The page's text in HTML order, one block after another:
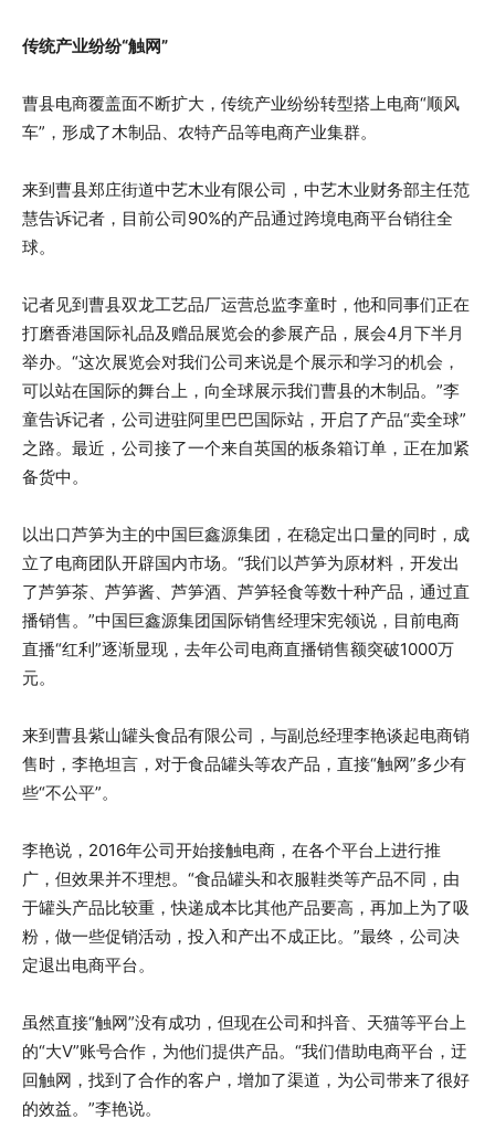
传统产业纷纷“触网”
曹县电商覆盖面不断扩大，传统产业纷纷转型搭上电商“顺风
车”，形成了木制品、农特产品等电商产业集群。
来到曹县郑庄街道中艺木业有限公司，中艺木业财务部主任范
慧告诉记者，目前公司90%的产品通过跨境电商平台销往全
球。
记者见到曹县双龙工艺品厂运营总监李童时，他和同事们正在
打磨香港国际礼品及赠品展览会的参展产品，展会4月下半月
举办。“这次展览会对我们公司来说是个展示和学习的机会，
可以站在国际的舞台上，向全球展示我们曹县的木制品。”李
童告诉记者，公司进驻阿里巴巴国际站，开启了产品“卖全球”
之路。最近，公司接了一个来自英国的板条箱订单，正在加紧
备货中。
以出口芦笋为主的中国巨鑫源集团，在稳定出口量的同时，成
立了电商团队开辟国内市场。“我们以芦笋为原材料，开发出
了芦笋茶、芦笋酱、芦笋酒、芦笋轻食等数十种产品，通过直
播销售。”中国巨鑫源集团国际销售经理宋宪领说，目前电商
直播“红利”逐渐显现，去年公司电商直播销售额突破1000万
元。
来到曹县紫山罐头食品有限公司，与副总经理李艳谈起电商销
售时，李艳坦言，对于食品罐头等农产品，直接“触网”多少有
些“不公平”。
李艳说，2016年公司开始接触电商，在各个平台上进行推
广，但效果并不理想。“食品罐头和衣服鞋类等产品不同，由
于罐头产品比较重，快递成本比其他产品要高，再加上为了吸
粉，做一些促销活动，投入和产出不成正比。”最终，公司决
定退出电商平台。
虽然直接“触网”没有成功，但现在公司和抖音、天猫等平台上
的“大V”账号合作，为他们提供产品。“我们借助电商平台，迂
回触网，找到了合作的客户，增加了渠道，为公司带来了很好
的效益。”李艳说。